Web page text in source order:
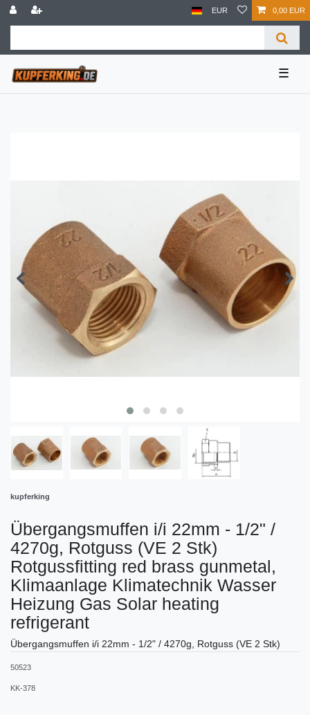
EUR 0,00 EUR
☰
kupferking
Übergangsmuffen i/i 22mm - 1/2" /
4270g, Rotguss (VE 2 Stk)
Rotgussfitting red brass gunmetal,
Klimaanlage Klimatechnik Wasser
Heizung Gas Solar heating
refrigerant
Übergangsmuffen i/i 22mm - 1/2" / 4270g, Rotguss (VE 2 Stk)
50523
KK-378